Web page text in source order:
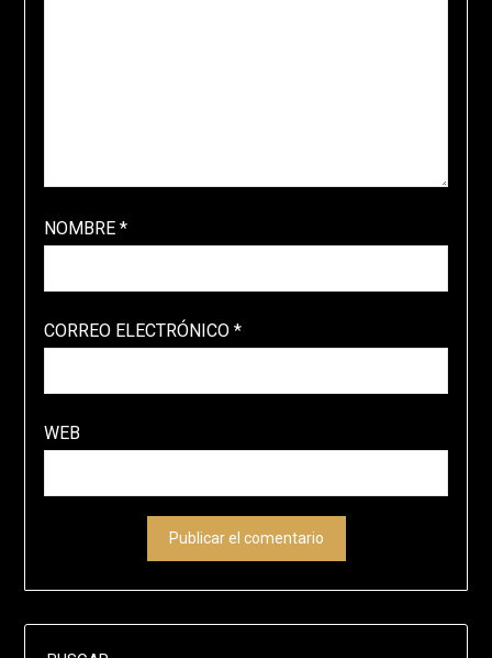
NOMBRE *
CORREO ELECTRÓNICO *
WEB